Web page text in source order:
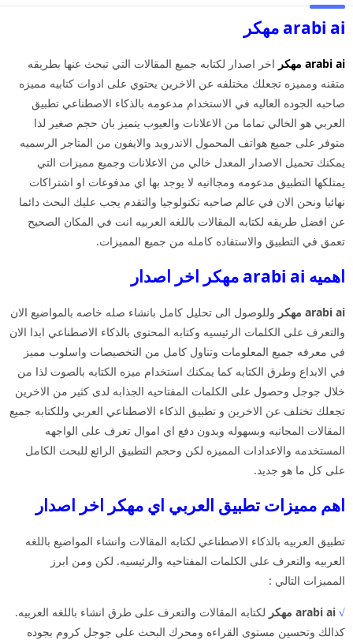
arabi ai مهكر
arabi ai مهكر
اخر اصدار لكتابه جميع المقالات التي تبحث عنها بطريقه
متقنه ومميزه تجعلك مختلفه عن الاخرين يحتوي على ادوات كتابيه مميزه
صاحبه الجوده العاليه في الاستخدام مدعومه بالذكاء الاصطناعي تطبيق
العربي هو الخالي تماما من الاعلانات والعيوب يتميز بان حجم صغير لذا
متوفر على جميع هواتف المحمول الاندرويد والايفون من المتاجر الرسميه
يمكنك تحميل الاصدار المعدل خالي من الاعلانات وجميع مميزات التي
يمتلكها التطبيق مدعومه ومجاانيه لا يوجد بها اي مدفوعات او اشتراكات
نهائيا ونحن الان في عالم صاحبه تكنولوجيا والتقدم يجب عليك البحث دائما
عن افضل طريقه لكتابه المقالات باللغه العربيه انت في المكان الصحيح
تعمق في التطبيق والاستفاده كامله من جميع المميزات.
اهميه arabi ai مهكر اخر اصدار
arabi ai مهكر
وللوصول الى تحليل كامل بانشاء صله خاصه بالمواضيع الان
والتعرف على الكلمات الرئيسيه وكتابه المحتوى بالذكاء الاصطناعي ابدا الان
في معرفه جميع المعلومات وتناول كامل من التخصيصات واسلوب مميز
في الابداع وطرق الكتابه كما يمكنك استخدام ميزه الكتابه بالصوت لذا من
خلال جوجل وحصول على الكلمات المفتاحيه الجذابه لدى كثير من الاخرين
تجعلك تختلف عن الاخرين و تطبيق الذكاء الاصطناعي العربي وللكتابه جميع
المقالات المجانيه وبسهوله وبدون دفع اي اموال تعرف على الواجهه
المستخدمه والاعدادات المميزه لكن وحجم التطبيق الرائع للبحث الكامل
على كل ما هو جديد.
اهم مميزات تطبيق العربي اي مهكر اخر اصدار
تطبيق العربيه بالذكاء الاصطناعي لكتابه المقالات وانشاء المواضيع باللغه
العربيه والتعرف على الكلمات المفتاحيه والرئيسيه. لكن ومن ابرز
المميزات التالي :
√ arabi ai مهكر
لكتابه المقالات والتعرف على طرق انشاء باللغه العربيه.
كذالك وتحسين مستوى القراءه ومحرك البحث على جوجل كروم بجوده